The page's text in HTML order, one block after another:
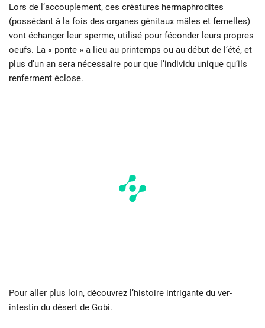
Lors de l’accouplement, ces créatures hermaphrodites
(possédant à la fois des organes génitaux mâles et femelles)
vont échanger leur sperme, utilisé pour féconder leurs propres
oeufs. La « ponte » a lieu au printemps ou au début de l’été, et
plus d’un an sera nécessaire pour que l’individu unique qu’ils
renferment éclose.
Pour aller plus loin, découvrez l’histoire intrigante du ver-
intestin du désert de Gobi.